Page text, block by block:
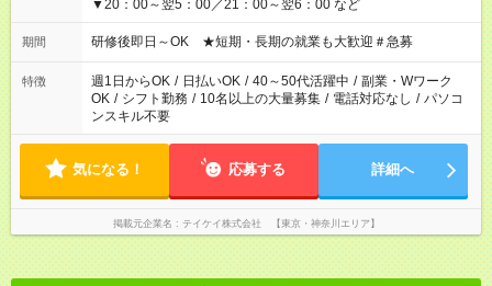
▼20：00～翌5：00／21：00～翌6：00 など
期間 研修後即日～OK ★短期・長期の就業も大歓迎＃急募
特徴 週1日からOK / 日払いOK / 40～50代活躍中 / 副業・Wワーク
OK / シフト勤務 / 10名以上の大量募集 / 電話対応なし / パソコ
ンスキル不要
気になる！ 応募する 詳細へ
掲載元企業名 テイケイ株式会社 【東京・神奈川エリア】